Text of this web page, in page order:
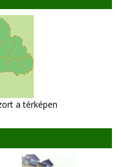
a térképen